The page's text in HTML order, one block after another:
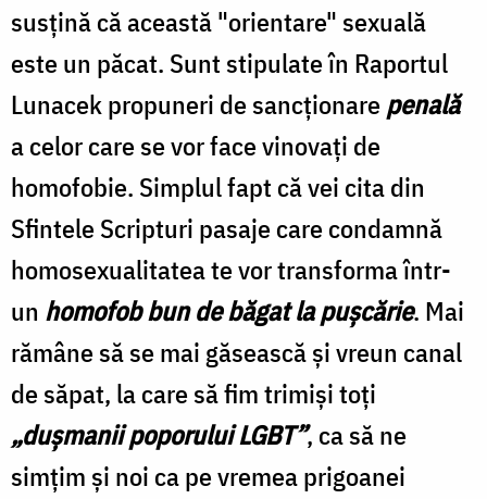
susţină că această "orientare" sexuală
este un păcat. Sunt stipulate în Raportul
Lunacek propuneri de sancţionarepenală
a celor care se vor face vinovaţi de
homofobie. Simplul fapt că vei cita din
Sfintele Scripturi pasaje care condamnă
homosexualitatea te vor transforma într-
un homofob bun de băgat la puşcărie. Mai
rămâne să se mai găsească şi vreun canal
de săpat, la care să fim trimişi toţi
„duşmanii poporului LGBT”, ca să ne
simţim şi noi ca pe vremea prigoanei